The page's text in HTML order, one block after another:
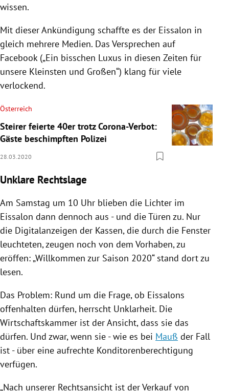
wissen.
Mit dieser Ankündigung schaffte es der Eissalon in
gleich mehrere Medien. Das Versprechen auf
Facebook(„Ein bisschen Luxus in diesen Zeiten für
unsere Kleinsten und Großen“) klang für viele
verlockend.
Österreich
Steirer feierte 40er trotz Corona-Verbot:
Gäste beschimpften Polizei
28.03.2020
Unklare Rechtslage
Am Samstag um 10 Uhr blieben die Lichter im
Eissalon dann dennoch aus - und die Türen zu. Nur
die Digitalanzeigen der Kassen, die durch die Fenster
leuchteten, zeugen noch von dem Vorhaben, zu
eröffen: „Willkommen zur Saison 2020“ stand dort zu
lesen.
Das Problem: Rund um die Frage, ob Eissalons
offenhalten dürfen, herrscht Unklarheit. Die
Wirtschaftskammer ist der Ansicht, dass sie das
dürfen. Und zwar, wenn sie - wie es bei Mauß der Fall
ist - über eine aufrechte Konditorenberechtigung
verfügen.
„Nach unserer Rechtsansicht ist der Verkauf von